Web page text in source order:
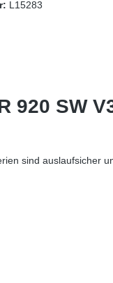
L15283
920 SW
sind auslaufsicher